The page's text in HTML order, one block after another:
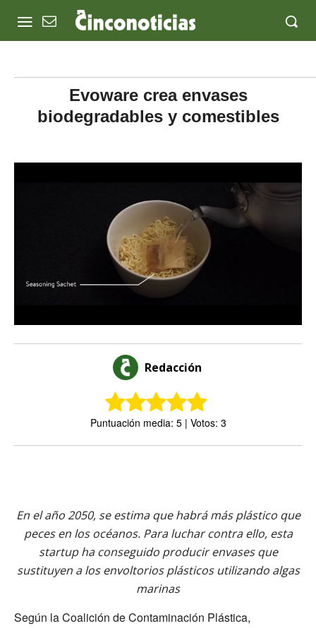
Evoware crea envases
biodegradables y comestibles
Redacción
Puntuación media: 5 | Votos: 3
En el año 2050, se estima que habrá más plástico que
peces en los océanos. Para luchar contra ello, esta
startup ha conseguido producir envases que
sustituyen a los envoltorios plásticos utilizando algas
marinas
Según la Coalición de Contaminación Plástica,